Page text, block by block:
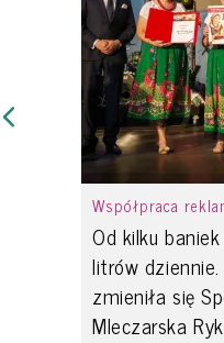
Współpraca
Od kilku
litrów
zmieniła się
Mleczarska